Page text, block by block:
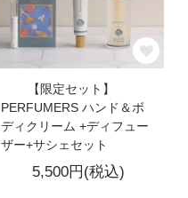
【限定セット】
PERFUMERS ハンド＆ボ
ディクリーム +ディフュー
ザー+サシェセット
5,500円(税込)